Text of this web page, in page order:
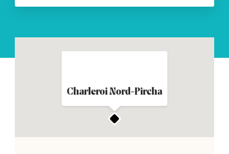
Charleroi Nord-Pircha